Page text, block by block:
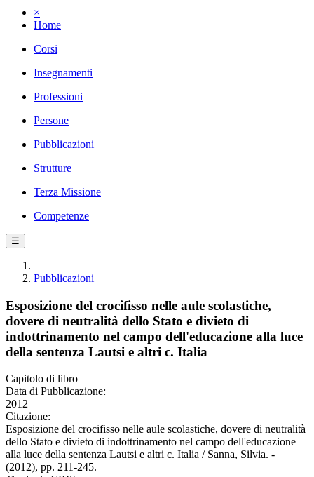
×
Home
Corsi
Insegnamenti
Professioni
Persone
Pubblicazioni
Strutture
Terza Missione
Competenze
☰
Pubblicazioni
Esposizione del crocifisso nelle aule scolastiche,
dovere di neutralità dello Stato e divieto di
indottrinamento nel campo dell'educazione alla luce
della sentenza Lautsi e altri c. Italia
Capitolo di libro
Data di Pubblicazione:
2012
Citazione:
Esposizione del crocifisso nelle aule scolastiche, dovere di neutralità
dello Stato e divieto di indottrinamento nel campo dell'educazione
alla luce della sentenza Lautsi e altri c. Italia / Sanna, Silvia. -
(2012), pp. 211-245.